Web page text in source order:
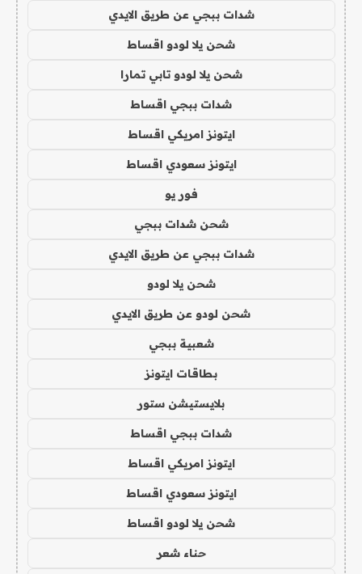
شدات ببجي عن طريق الايدي
شحن يلا لودو اقساط
شحن يلا لودو تابي تمارا
شدات ببجي اقساط
ايتونز امريكي اقساط
ايتونز سعودي اقساط
فور يو
شحن شدات ببجي
شدات ببجي عن طريق الايدي
شحن يلا لودو
شحن لودو عن طريق الايدي
شعبية ببجي
بطاقات ايتونز
بلايستيشن ستور
شدات ببجي اقساط
ايتونز امريكي اقساط
ايتونز سعودي اقساط
شحن يلا لودو اقساط
حناء شعر